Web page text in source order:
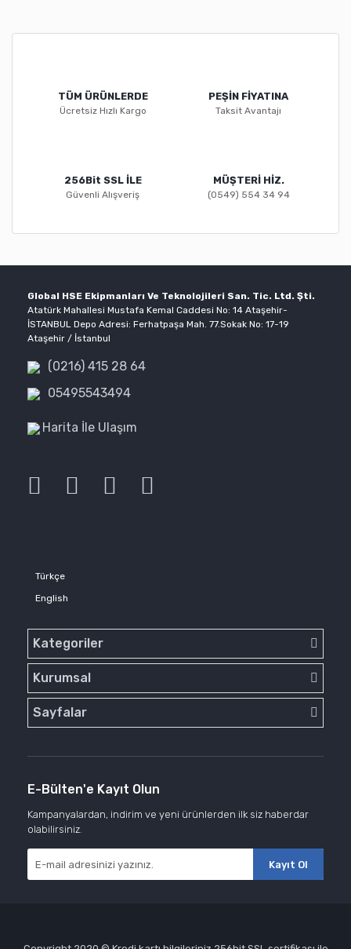
TÜM ÜRÜNLERDE
Ücretsiz Hızlı Kargo
PEŞİN FİYATINA
Taksit Avantajı
256Bit SSL İLE
Güvenli Alışveriş
MÜŞTERİ HİZ.
(0549) 554 34 94
Global HSE Ekipmanları Ve Teknolojileri San. Tic. Ltd. Şti.
Atatürk Mahallesi Mustafa Kemal Caddesi No: 14 Ataşehir-
İSTANBUL Depo Adresi: Ferhatpaşa Mah. 77.Sokak No: 17-19
Ataşehir / İstanbul
(0216) 415 28 64
05495543494
Harita İle Ulaşım
Türkçe
English
Kategoriler
Kurumsal
Sayfalar
E-Bülten'e Kayıt Olun
Kampanyalardan, indirim ve yeni ürünlerden ilk siz haberdar
olabilirsiniz.
Kayıt Ol